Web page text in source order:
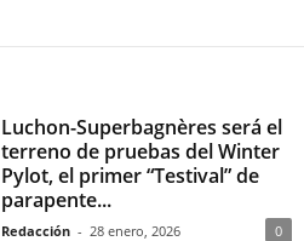
Luchon-Superbagnères será el
terreno de pruebas del Winter
Pylot, el primer “Testival” de
parapente...
Redacción - 28 enero, 2026 0